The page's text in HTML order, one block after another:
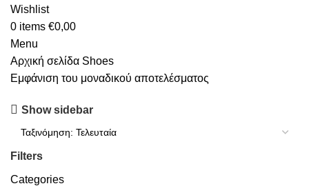
Wishlist
0 items €0,00
Menu
Αρχική σελίδα Shoes
Εμφάνιση του μοναδικού αποτελέσματος
Show sidebar
Filters
Categories